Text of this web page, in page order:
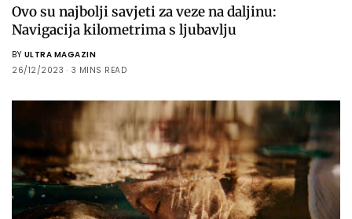
Ovo su najbolji savjeti za veze na daljinu:
Navigacija kilometrima s ljubavlju
BY ULTRA MAGAZIN
26/12/2023
3 MINS READ